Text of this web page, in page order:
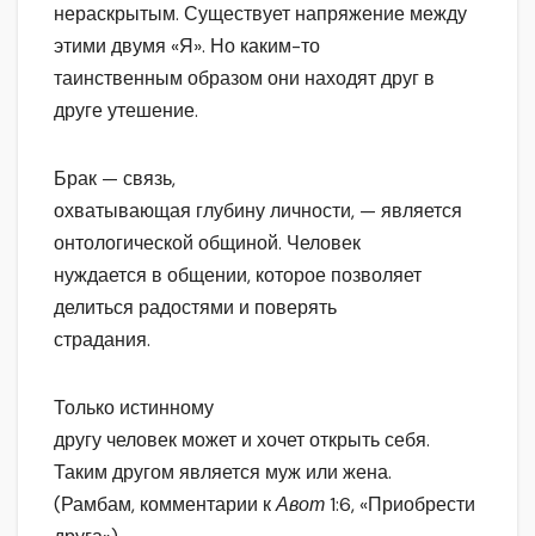
нераскрытым. Существует напряжение между
этими двумя «Я». Но каким-то
таинственным образом они находят друг в
друге утешение.
Брак — связь,
охватывающая глубину личности, — является
онтологической общиной. Человек
нуждается в общении, которое позволяет
делиться радостями и поверять
страдания.
Только истинному
другу человек может и хочет открыть себя.
Таким другом является муж или жена.
(Рамбам, комментарии кАвот1:6, «Приобрести